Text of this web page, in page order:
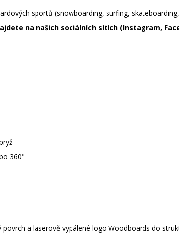
sportů (snowboarding, surfing, skateboarding,
na našich sociálních sítích (Instagram,
360"
a laserově vypálené logo Woodboards do